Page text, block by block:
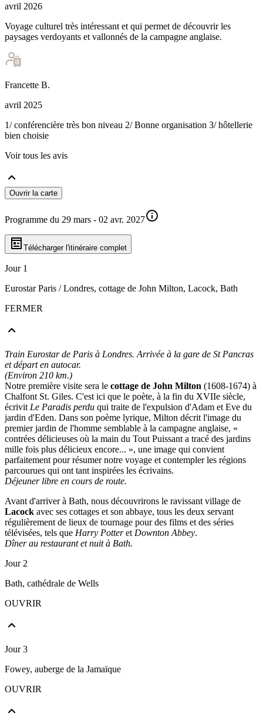
avril 2026
Voyage culturel très intéressant et qui permet de découvrir les
paysages verdoyants et vallonnés de la campagne anglaise.
Francette B.
avril 2025
1/ conférencière très bon niveau 2/ Bonne organisation 3/ hôtellerie
bien choisie
Voir tous les avis
Ouvrir la carte
Programme du 29 mars - 02 avr. 2027
Télécharger l'itinéraire complet
Jour 1
Eurostar Paris / Londres, cottage de John Milton, Lacock, Bath
FERMER
Train Eurostar de Paris à Londres. Arrivée à la gare de St Pancras
et départ en autocar.
(Environ 210 km.)
Notre première visite sera le cottage de John Milton (1608-1674) à
Chalfont St. Giles. C'est ici que le poète, à la fin du XVIIe siècle,
écrivit Le Paradis perdu qui traite de l'expulsion d'Adam et Eve du
jardin d'Eden. Dans son poème lyrique, Milton décrit l'image du
premier jardin de l'homme semblable à la campagne anglaise, «
contrées délicieuses où la main du Tout Puissant a tracé des jardins
mille fois plus délicieux encore... », une image qui convient
parfaitement pour résumer notre voyage et contempler les régions
parcourues qui ont tant inspirées les écrivains.
Déjeuner libre en cours de route.
Avant d'arriver à Bath, nous découvrirons le ravissant village de
Lacock avec ses cottages et son abbaye, tous les deux servant
régulièrement de lieux de tournage pour des films et des séries
télévisées, tels que Harry Potteret Downton Abbey.
Dîner au restaurant et nuit à Bath.
Jour 2
Bath, cathédrale de Wells
OUVRIR
Jour 3
Fowey, auberge de la Jamaïque
OUVRIR